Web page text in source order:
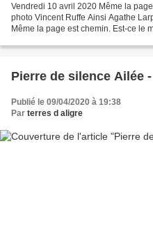
Vendredi 10 avril 2020 Même la
photo Vincent Ruffe Ainsi Agathe
Même la page est chemin. Est-ce le
Pierre de silence Ailée
Publié le 09/04/2020 à 19:38
Par terres d aligre